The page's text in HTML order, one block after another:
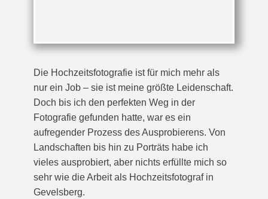
Die Hochzeitsfotografie ist für mich mehr als
nur ein Job – sie ist meine größte Leidenschaft.
Doch bis ich den perfekten Weg in der
Fotografie gefunden hatte, war es ein
aufregender Prozess des Ausprobierens. Von
Landschaften bis hin zu Porträts habe ich
vieles ausprobiert, aber nichts erfüllte mich so
sehr wie die Arbeit als Hochzeitsfotograf in
Gevelsberg.